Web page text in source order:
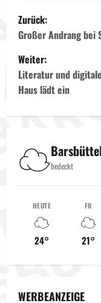
B
e
i
t
r
g
v
i
Zurück:
Großer Andrang bei
Weiter:
Literatur und
Haus lädt ein
☁️bedeckt
HEUTE
☁️
24°
FR
☁️
21°
WERBEANZEIGE